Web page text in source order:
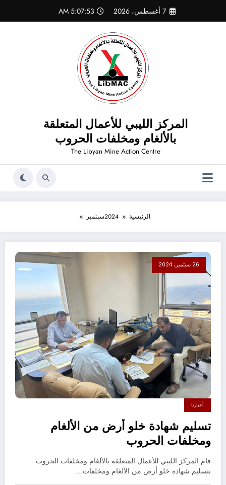
المحتوى
7 أغسطس، 2026 5:07:53 AM
المركز الليبي للأعمال المتعلقة
بالألغام ومخلفات الحروب
The Libyan Mine Action Centre
الرئيسية 2024سبتمبر
26 سبتمبر، 2024
أخبارنا
تسليم شهادة خلو أرض من الألغام
ومخلفات الحروب
قام المركز الليبي للأعمال المتعلقة بالألغام ومخلفات الحروب
بتسليم شهادة خلو أرض من الألغام ومخلفات…